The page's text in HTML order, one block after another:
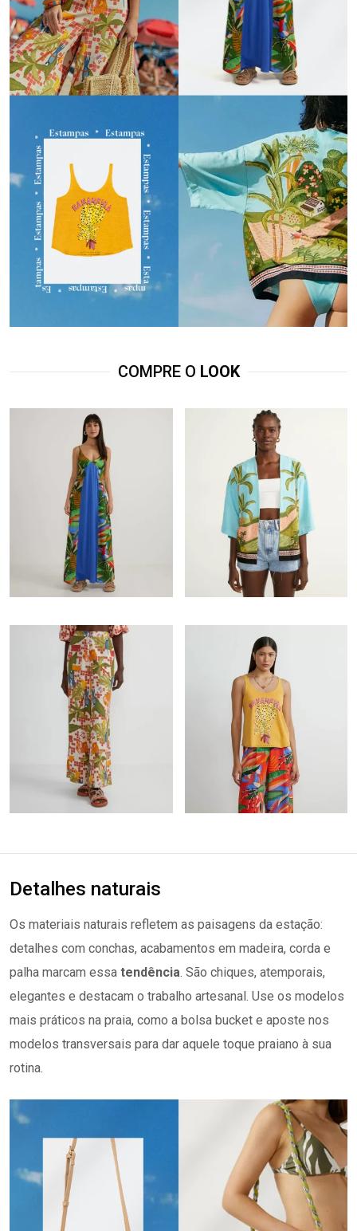
COMPRE O LOOK
Detalhes naturais
Os materiais naturais refletem as paisagens da estação:
detalhes com conchas, acabamentos em madeira, corda e
palha marcam essa tendência. São chiques, atemporais,
elegantes e destacam o trabalho artesanal. Use os modelos
mais práticos na praia, como a bolsa bucket e aposte nos
modelos transversais para dar aquele toque praiano à sua
rotina.